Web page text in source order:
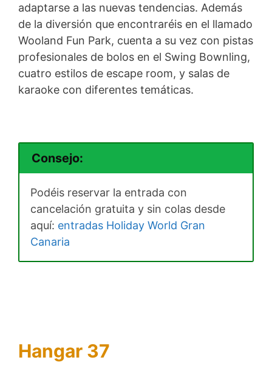
adaptarse a las nuevas tendencias. Además
de la diversión que encontraréis en el llamado
Wooland Fun Park, cuenta a su vez con pistas
profesionales de bolos en el Swing Bownling,
cuatro estilos de escape room, y salas de
karaoke con diferentes temáticas.
Consejo:
Podéis reservar la entrada con
cancelación gratuita y sin colas desde
aquí: entradas Holiday World Gran
Canaria
Hangar 37